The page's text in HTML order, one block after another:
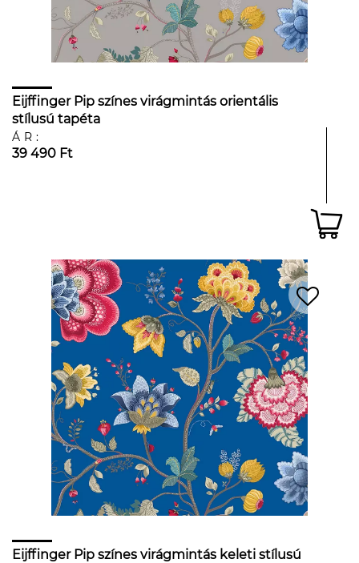
Eijffinger Pip színes virágmintás orientális
stílusú tapéta
ÁR:
39 490 Ft
Eijffinger Pip színes virágmintás keleti stílusú